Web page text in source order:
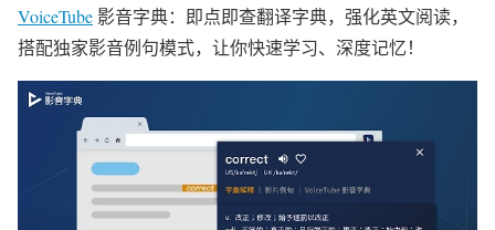
VoiceTube 影音字典：即点即查翻译字典，强化英文阅读，
搭配独家影音例句模式，让你快速学习、深度记忆！